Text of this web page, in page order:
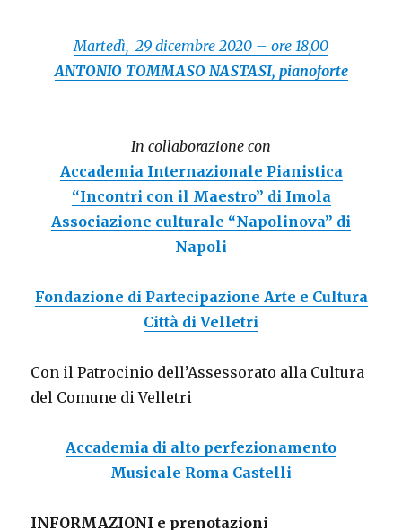
Martedì, 29 dicembre 2020 – ore 18,00
ANTONIO TOMMASO NASTASI, pianoforte
In collaborazione con
Accademia Internazionale Pianistica
“Incontri con il Maestro” di Imola
Associazione culturale “Napolinova” di
Napoli
Fondazione di Partecipazione Arte e Cultura
Città di Velletri
Con il Patrocinio dell’Assessorato alla Cultura
del Comune di Velletri
Accademia di alto perfezionamento
Musicale Roma Castelli
INFORMAZIONI e prenotazioni